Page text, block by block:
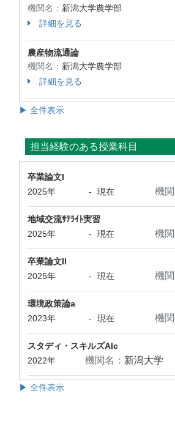
機関名： 新潟大学農学部
詳細を見る
農産物流通論
機関名： 新潟大学農学部
詳細を見る
▶ 全件表示
担当経験のある授業科目
卒業論文I
2025年
- 現在 機関
地域交流ｻﾃﾗｲﾄ実習
2025年
- 現在 機関
卒業論文II
2025年
- 現在 機関
環境政策論a
2023年
- 現在 機関
スタディ・スキルズAIc
2022年
機関名： 新潟大学
▶ 全件表示